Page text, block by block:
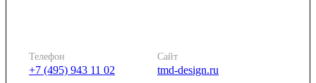
Телефон
+7 (495) 943 11 02
Сайт
tmd-design.ru